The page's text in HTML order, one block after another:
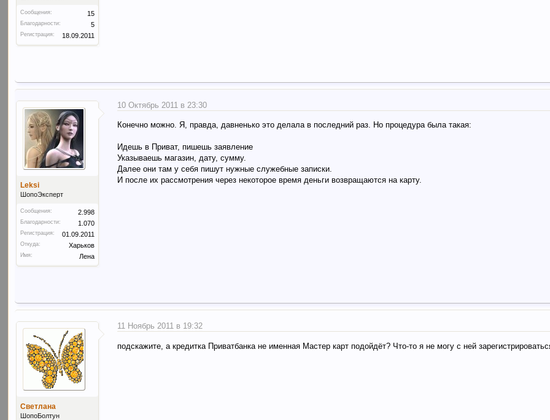
Сообщения: 15
Благодарности: 5
Регистрация: 18.09.2011
Leksi
ШопоЭксперт
Сообщения: 2.998
Благодарности: 1.070
Регистрация: 01.09.2011
Откуда: Харьков
Имя: Лена
10 Октябрь 2011 в 23:30
Конечно можно. Я, правда, давненько это делала в последний раз. Но процедура была такая:
Идешь в Приват, пишешь заявление
Указываешь магазин, дату, сумму.
Далее они там у себя пишут нужные служебные записки.
И после их рассмотрения через некоторое время деньги возвращаются на карту.
Светлана
ШопоБолтун
11 Ноябрь 2011 в 19:32
подскажите, а кредитка Приватбанка не именная Мастер карт подойдёт? Что-то я не могу с ней